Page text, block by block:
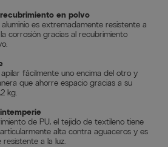
en polvo
es extremadamente resistente a
corrosión gracias al recubrimiento
apilar fácilmente uno encima del otro y
que ahorre espacio gracias a su
kg.
de PU, el tejido de textileno tiene
alta contra aguaceros y es
a la luz.